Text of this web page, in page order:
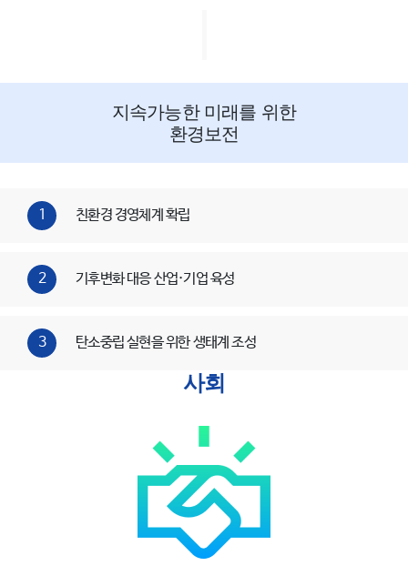
지속가능한 미래를 위한
환경보전
1 친환경 경영체계 확립
2 기후변화 대응 산업·기업 육성
3 탄소중립 실현을 위한 생태계 조성
사회